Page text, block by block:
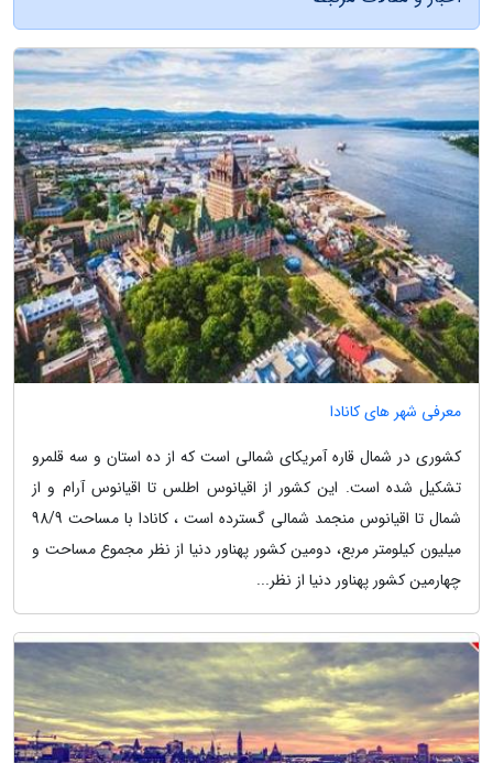
معرفی شهر های کانادا
کشوری در شمال قاره آمریکای شمالی است که از ده استان و سه قلمرو
تشکیل شده است. این کشور از اقیانوس اطلس تا اقیانوس آرام و از
شمال تا اقیانوس منجمد شمالی گسترده است ، کانادا با مساحت 98/9
میلیون کیلومتر مربع، دومین کشور پهناور دنیا از نظر مجموع مساحت و
چهارمین کشور پهناور دنیا از نظر...